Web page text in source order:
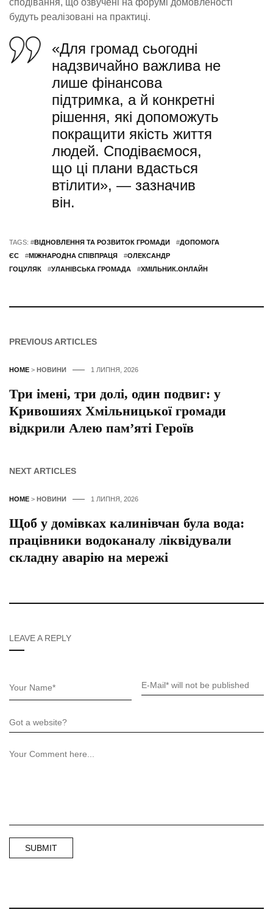
сподівання, що озвучені на форумі домовленості
будуть реалізовані на практиці.
«Для громад сьогодні
надзвичайно важлива не
лише фінансова
підтримка, а й конкретні
рішення, які допоможуть
покращити якість життя
людей. Сподіваємося,
що ці плани вдасться
втілити», — зазначив
він.
TAGS: #ВІДНОВЛЕННЯ ТА РОЗВИТОК ГРОМАДИ #ДОПОМОГА
ЄС
#МІЖНАРОДНА СПІВПРАЦЯ #ОЛЕКСАНДР
ГОЦУЛЯК
#УЛАНІВСЬКА ГРОМАДА #ХМІЛЬНИК.ОНЛАЙН
PREVIOUS ARTICLES
HOME > НОВИНИ 1 ЛИПНЯ, 2026
Три імені, три долі, один подвиг: у
Кривошиях Хмільницької громади
відкрили Алею пам’яті Героїв
NEXT ARTICLES
HOME > НОВИНИ 1 ЛИПНЯ, 2026
Щоб у домівках калинівчан була вода:
працівники водоканалу ліквідували
складну аварію на мережі
LEAVE A REPLY